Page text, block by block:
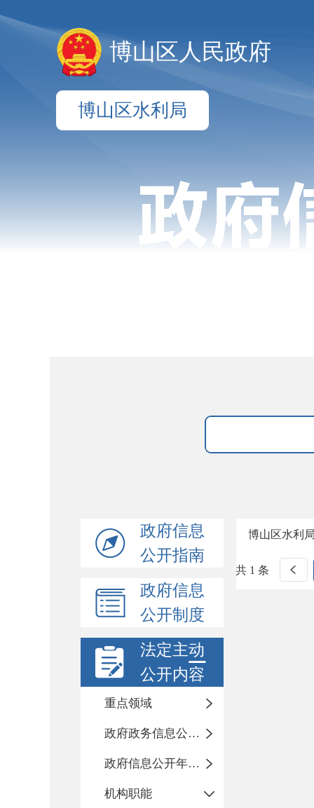
博山区人民政府
博山区水利局
政府信息
公开指南
政府信息
公开制度
法定主动
公开内容
重点领域
政府政务信息公开目录
政府信息公开年度报告
机构职能
博山区水利
共 1 条